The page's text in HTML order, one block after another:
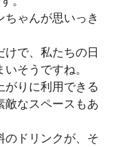
ゃんが思いっき
けで、私たちの日
そうですね。
がりに利用できる
敵なスペースもあ
のドリンクが、そ